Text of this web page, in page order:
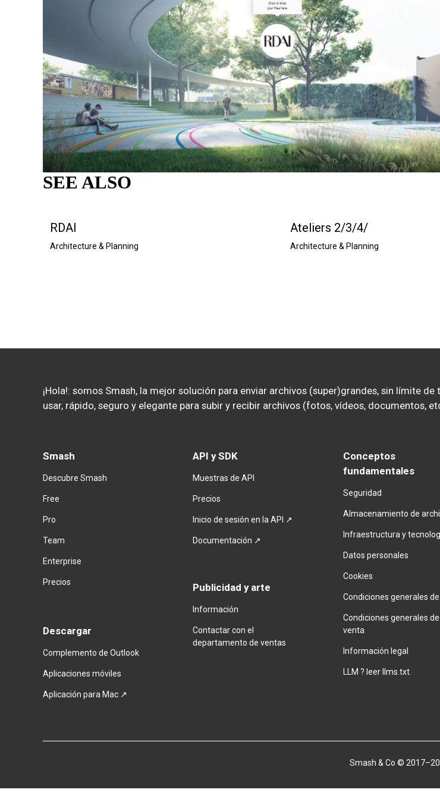
o
c
o
m
p
l
e
t
o
SEE ALSO
RDAI
Architecture & Planning
Ateliers 2/3/4/
Architecture & Planning
¡Hola!: somos Smash, la mejor solución para enviar archivos (super)grandes, sin límite
usar, rápido, seguro y elegante para subir y recibir archivos (fotos, vídeos, documentos,
Smash
Descubre Smash
Free
Pro
Team
Enterprise
Precios
Descargar
Complemento de Outlook
Aplicaciones móviles
Aplicación para Mac ↗
API y SDK
Muestras de API
Precios
Inicio de sesión en la API ↗
Documentación ↗
Publicidad y arte
Información
Contactar con el
departamento de ventas
Conceptos
fundamentales
Seguridad
Almacenamiento de
Infraestructura y
Datos personales
Cookies
Condiciones generales
Condiciones generales de
venta
Información legal
LLM ? leer llms.txt.
Smash & Co ©